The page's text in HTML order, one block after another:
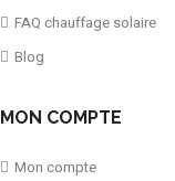
FAQ chauffage solaire
Blog
MON COMPTE
Mon compte